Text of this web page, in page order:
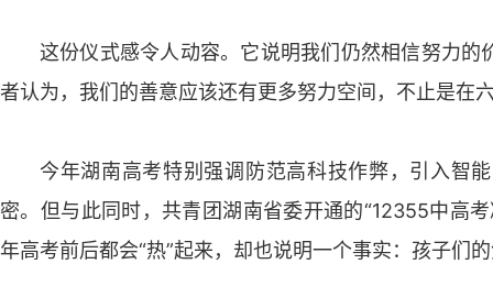
这份仪式感令人动容。它说明我们仍然相信努力
者认为，我们的善意应该还有更多努力空间，不止是在
今年湖南高考特别强调防范高科技作弊，引入智
密。但与此同时，共青团湖南省委开通的“12355中高
年高考前后都会“热”起来，却也说明一个事实：孩子们